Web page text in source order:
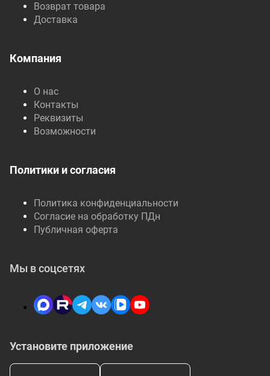
Возврат товара
Доставка
Компания
О нас
Контакты
Реквизиты
Возможности
Политики и согласия
Политика конфиденциальности
Согласие на обработку ПДн
Публичная оферта
Установите приложение
Мы в соцсетях